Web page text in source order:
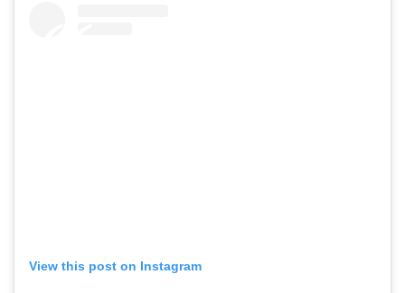
View this post on Instagram